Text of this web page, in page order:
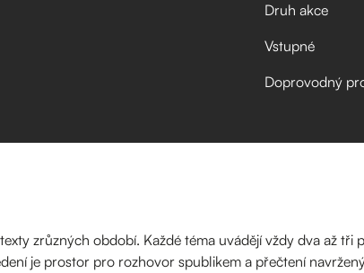
Druh akce
Vstupné
Doprovodný
zrůzných období. Každé téma uvádějí vždy dva až tři
je prostor pro rozhovor spublikem a přečtení